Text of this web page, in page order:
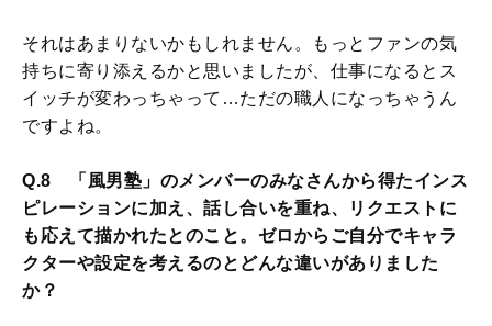
それはあまりないかもしれません。もっとファンの気
持ちに寄り添えるかと思いましたが、仕事になるとス
イッチが変わっちゃって…ただの職人になっちゃうん
ですよね。
Q.8 「風男塾」のメンバーのみなさんから得たインス
ピレーションに加え、話し合いを重ね、リクエストに
も応えて描かれたとのこと。ゼロからご自分でキャラ
クターや設定を考えるのとどんな違いがありました
か？